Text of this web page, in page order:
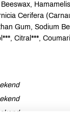
Cerifera
Gum, Sodium
Citral***,